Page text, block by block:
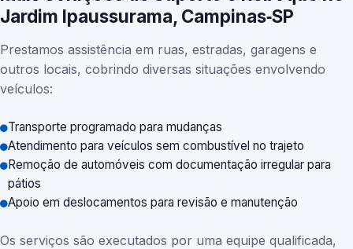
Jardim Ipaussurama, Campinas‑SP
Prestamos assistência em ruas, estradas, garagens e
outros locais, cobrindo diversas situações envolvendo
veículos:
Transporte programado para mudanças
Atendimento para veículos sem combustível no trajeto
Remoção de automóveis com documentação irregular para
pátios
Apoio em deslocamentos para revisão e manutenção
Os serviços são executados por uma equipe qualificada,